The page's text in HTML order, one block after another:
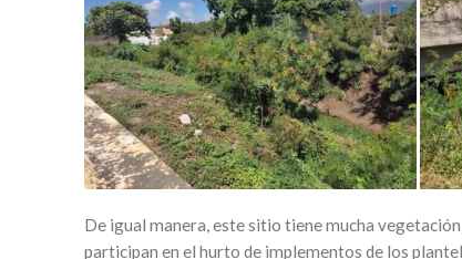
De igual manera, este sitio tiene mucha
participan en el hurto de implementos de los